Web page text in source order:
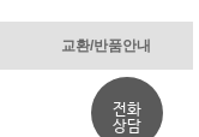
전화
상담
교환/반품안내